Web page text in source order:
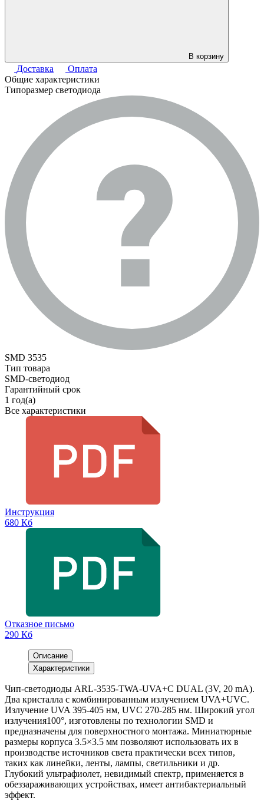
В корзину
Доставка
Оплата
Общие характеристики
Типоразмер светодиода
SMD 3535
Тип товара
SMD-светодиод
Гарантийный срок
1 год(а)
Все характеристики
Инструкция
680 Кб
Отказное письмо
290 Кб
Описание
Характеристики
Чип-светодиоды ARL-3535-TWA-UVA+C DUAL (3V, 20 mA).
Два кристалла с комбинированным излучением UVA+UVC.
Излучение UVA 395-405 нм, UVC 270-285 нм. Широкий угол
излучения100°, изготовлены по технологии SMD и
предназначены для поверхностного монтажа. Миниатюрные
размеры корпуса 3.5×3.5 мм позволяют использовать их в
производстве источников света практически всех типов,
таких как линейки, ленты, лампы, светильники и др.
Глубокий ультрафиолет, невидимый спектр, применяется в
обеззараживающих устройствах, имеет антибактериальный
эффект.